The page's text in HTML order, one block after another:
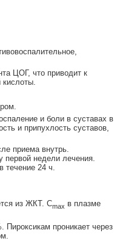
ЦОГ, что приводит к
кислоты.
и боли в суставах в
и припухлость суставов,
приема внутрь.
первой недели лечения.
течение 24 ч.
из ЖКТ. Cmax в плазме
Пироксикам проникает через